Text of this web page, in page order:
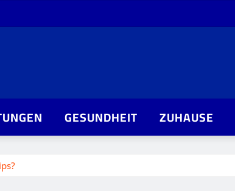
GESUNDHEIT ZUHAUSE